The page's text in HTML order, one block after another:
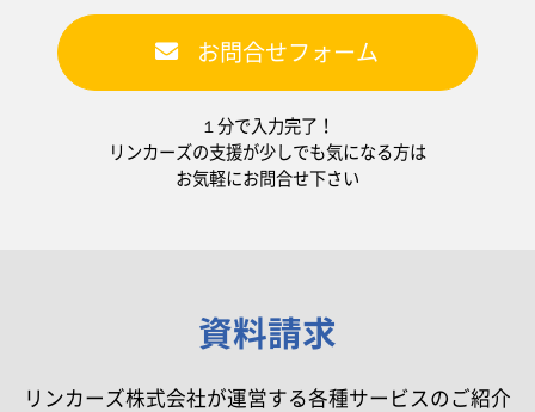
お問合せフォーム
１分で入力完了！
リンカーズの支援が少しでも気になる方は
お気軽にお問合せ下さい
資料請求
リンカーズ株式会社が運営する各種サービスのご紹介